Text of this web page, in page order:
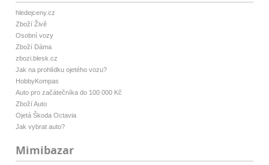
hledejceny.cz
Zboží Živě
Osobní vozy
Zboží Dáma
zbozi.blesk.cz
Jak na prohlídku ojetého vozu?
HobbyKompas
Auto pro začátečníka do 100 000 Kč
Zboží Auto
Ojetá Škoda Octavia
Jak vybrat auto?
Mimibazar